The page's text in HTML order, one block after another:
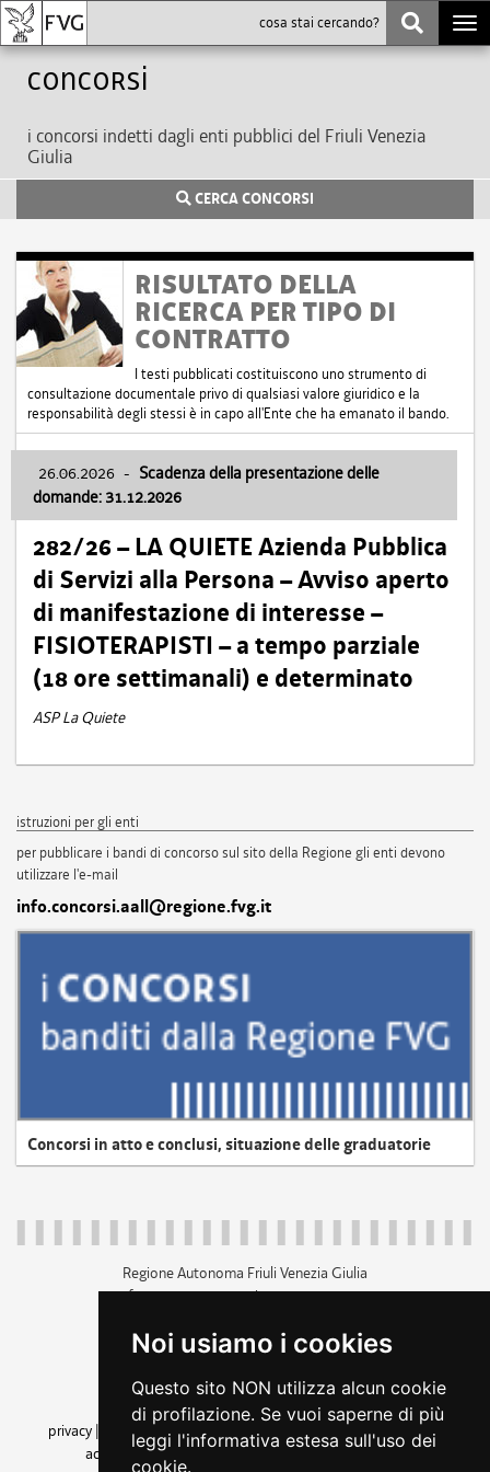
Noi usiamo i cookies
Questo sito NON utilizza alcun cookie
di profilazione. Se vuoi saperne di più
leggi l'informativa estesa sull'uso dei
cookie.
Concorsi
i concorsi indetti dagli enti pubblici del Friuli Venezia
Giulia
CERCA CONCORSI
RISULTATO DELLA
RICERCA PER TIPO DI
CONTRATTO
I testi pubblicati costituiscono uno strumento di
consultazione documentale privo di qualsiasi valore giuridico e la
responsabilità degli stessi è in capo all'Ente che ha emanato il bando.
26.06.2026 - Scadenza della presentazione delle
domande: 31.12.2026
282/26 – LA QUIETE Azienda Pubblica
di Servizi alla Persona – Avviso aperto
di manifestazione di interesse –
FISIOTERAPISTI – a tempo parziale
(18 ore settimanali) e determinato
ASP La Quiete
istruzioni per gli enti
per pubblicare i bandi di concorso sul sito della Regione gli enti devono
utilizzare l'e-mail
info.concorsi.aall@regione.fvg.it
Concorsi in atto e conclusi, situazione delle graduatorie
Regione Autonoma Friuli Venezia Giulia
c.f. 80014930327; p.iva 00526040324
+39 040 3771111
amministrazione trasparente
privacy
cookie |note legali accessibilità
dichiarazione di
accessibilità| feedback cambio preferenze cookie